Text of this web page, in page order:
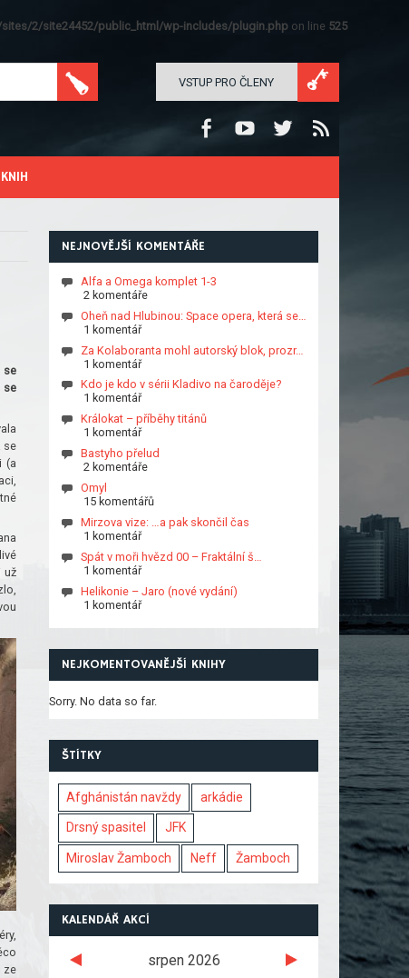
2/site24452/public_html/wp-includes/plugin.php on line 525
VSTUP PRO ČLENY
se
se
se
(a
už
ze
NEJNOVĚJŠÍ KOMENTÁŘE
Alfa a Omega komplet 1-3
2 komentáře
Oheň nad Hlubinou: Space opera, která se…
1 komentář
Za Kolaboranta mohl autorský blok, prozr…
1 komentář
Kdo je kdo v sérii Kladivo na čaroděje?
1 komentář
Králokat – příběhy titánů
1 komentář
Bastyho přelud
2 komentáře
Omyl
15 komentářů
Mirzova vize: …a pak skončil čas
1 komentář
Spát v moři hvězd 00 – Fraktální š…
1 komentář
Helikonie – Jaro (nové vydání)
1 komentář
NEJKOMENTOVANĚJŠÍ KNIHY
Sorry. No data so far.
ŠTÍTKY
Afghánistán navždy arkádie
Drsný spasitel JFK
Miroslav Žamboch Neff Žamboch
KALENDÁŘ AKCÍ
srpen 2026